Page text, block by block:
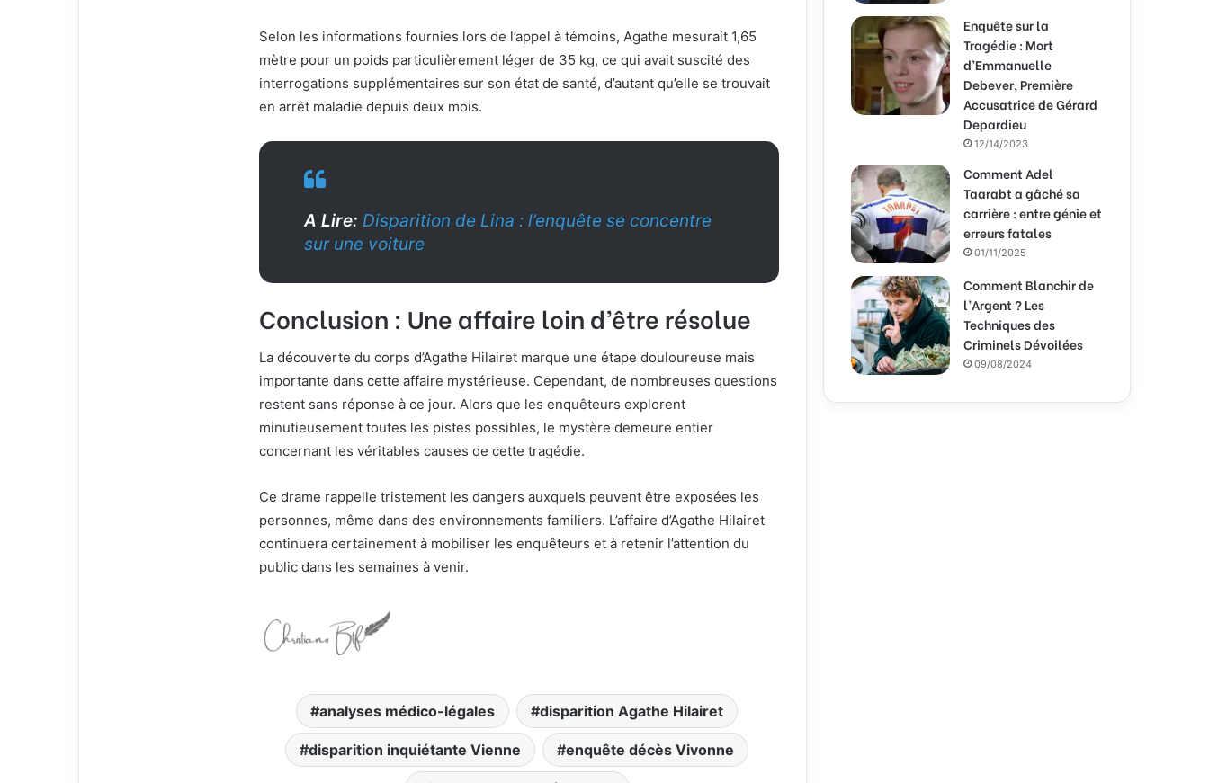
Selon les informations fournies lors de l’appel à témoins, Agathe mesurait 1,65
mètre pour un poids particulièrement léger de 35 kg, ce qui avait suscité des
interrogations supplémentaires sur son état de santé, d’autant qu’elle se trouvait
en arrêt maladie depuis deux mois.
A Lire: Disparition de Lina : l’enquête se concentre
sur une voiture
Conclusion : Une affaire loin d’être résolue
La découverte du corps d’Agathe Hilairet marque une étape douloureuse mais
importante dans cette affaire mystérieuse. Cependant, de nombreuses questions
restent sans réponse à ce jour. Alors que les enquêteurs explorent
minutieusement toutes les pistes possibles, le mystère demeure entier
concernant les véritables causes de cette tragédie.
Ce drame rappelle tristement les dangers auxquels peuvent être exposées les
personnes, même dans des environnements familiers. L’affaire d’Agathe Hilairet
continuera certainement à mobiliser les enquêteurs et à retenir l’attention du
public dans les semaines à venir.
analyses médico-légales disparition Agathe Hilairet
disparition inquiétante Vienne enquête décès Vivonne
Enquête sur la
Tragédie : Mort
d’Emmanuelle
Debever, Première
Accusatrice de Gérard
Depardieu
12/14/2023
Comment Adel
Taarabt a gâché sa
carrière : entre génie et
erreurs fatales
01/11/2025
Comment Blanchir de
l’Argent ? Les
Techniques des
Criminels Dévoilées
09/08/2024